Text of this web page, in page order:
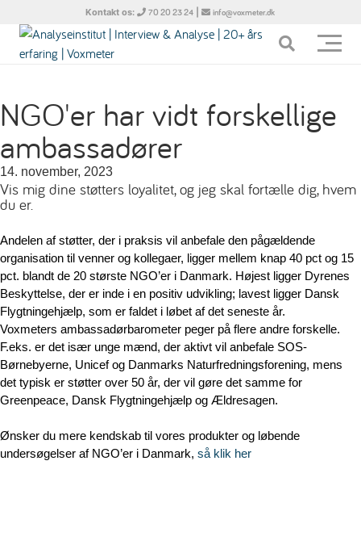
Kontakt os: 70 20 23 24 | info@voxmeter.dk
NGO'er har vidt forskellige
ambassadører
14. november, 2023
Vis mig dine støtters loyalitet, og jeg skal fortælle dig, hvem
du er.
Andelen af støtter, der i praksis vil anbefale den pågældende
organisation til venner og kollegaer, ligger mellem knap 40 pct og 15
pct. blandt de 20 største NGO’er i Danmark. Højest ligger Dyrenes
Beskyttelse, der er inde i en positiv udvikling; lavest ligger Dansk
Flygtningehjælp, som er faldet i løbet af det seneste år.
Voxmeters ambassadørbarometer peger på flere andre forskelle.
F.eks. er det især unge mænd, der aktivt vil anbefale SOS-
Børnebyerne, Unicef og Danmarks Naturfredningsforening, mens
det typisk er støtter over 50 år, der vil gøre det samme for
Greenpeace, Dansk Flygtningehjælp og Ældresagen.
Ønsker du mere kendskab til vores produkter og løbende
undersøgelser af NGO’er i Danmark, så klik her